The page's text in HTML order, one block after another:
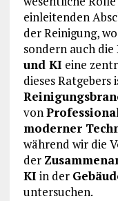
einleitenden
der Reinigung,
sondern auch die
und KI eine
dieses
von
moderner
während wir die
der
KI in der
untersuchen.